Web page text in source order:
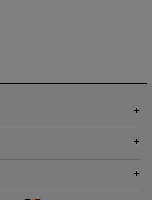
+
+
+